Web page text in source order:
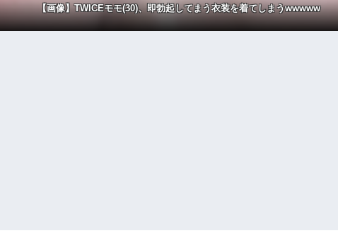
【画像】TWICEモモ(30)、即勃起してまう衣装を着てしまうwwwww